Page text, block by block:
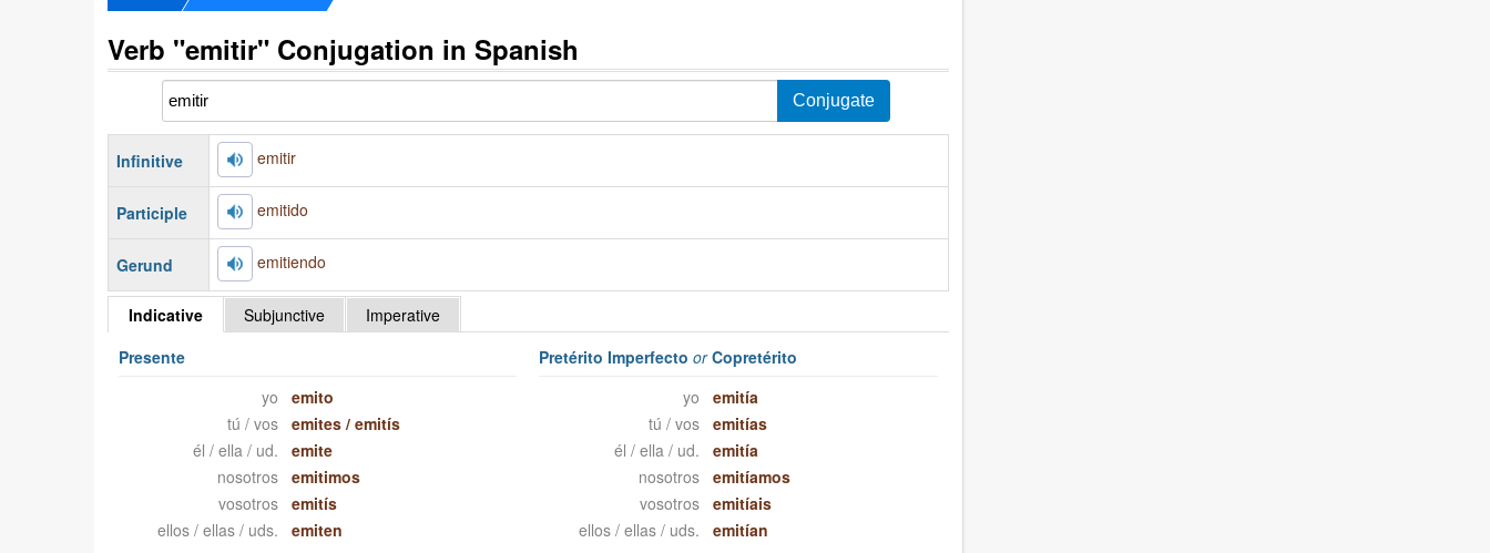
Verb "emitir" Conjugation in Spanish
Infinitive emitir
Participle emitido
Gerund emitiendo
Indicative Subjunctive
Imperative
Presente
yo
emito
tú / vos
emites /emitís
él / ella / ud.
emite
nosotros
emitimos
vosotros
emitís
ellos / ellas / uds.
emiten
Pretérito ImperfectoorCopretérito
yo
emitía
tú / vos
emitías
él / ella / ud.
emitía
nosotros
emitíamos
vosotros
emitíais
ellos / ellas / uds.
emitían